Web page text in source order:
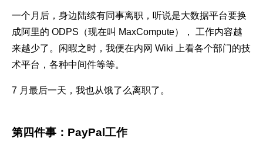
一个月后，身边陆续有同事离职，听说是大数据平台要换
成阿里的 ODPS（现在叫 MaxCompute）， 工作内容越
来越少了。闲暇之时，我便在内网 Wiki 上看各个部门的技
术平台，各种中间件等等。
7 月最后一天，我也从饿了么离职了。
第四件事：PayPal工作